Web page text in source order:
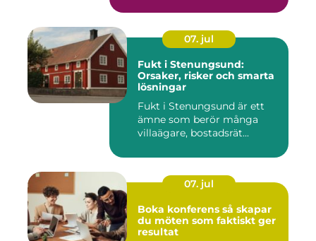
07. jul
Fukt i Stenungsund:
Orsaker, risker och smarta
lösningar
Fukt i Stenungsund är ett
ämne som berör många
villaägare, bostadsrät...
07. jul
Boka konferens så skapar
du möten som faktiskt ger
resultat